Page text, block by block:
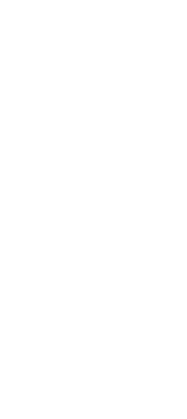
layer:2"